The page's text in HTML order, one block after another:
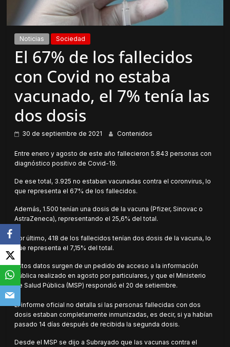
Noticias Sociedad
El 67% de los fallecidos
con Covid no estaba
vacunado, el 7% tenía las
dos dosis
30 de septiembre de 2021 Contenidos
Entre enero y agosto de este año fallecieron 5.843 personas con
diagnóstico positivo de Covid-19.
De ese total, 3.925 no estaban vacunadas contra el coronvirus, lo
que representa el 67% de los fallecidos.
Además, 1.500 tenían una dosis de la vacuna (Pfizer, Sinovac o
AstraZeneca), representando el 25,6% del total.
Por último, 418 de los fallecidos tenían dos dosis de la vacuna, lo
que representa el 7,15% del total.
Estos datos surgen de un pedido de acceso a la información
pública realizado en agosto por particulares, y que el Ministerio
de Salud Pública (MSP) respondió el 20 de setiembre.
El informe oficial no detalla si las personas fallecidas con dos
dosis estaban completamente inmunizadas, es decir, si ya habían
pasado 14 días después de recibida la segunda dosis.
Desde el MSP se dijo a Subrayado que las vacunas contra el